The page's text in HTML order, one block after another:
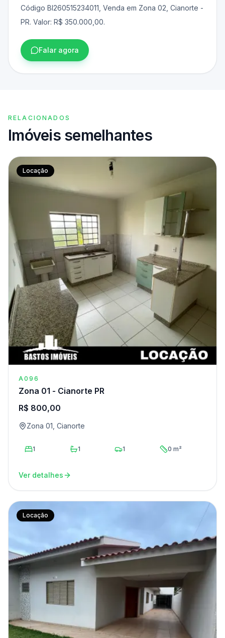
Código BI260515234011, Venda em Zona 02, Cianorte -
PR. Valor: R$ 350.000,00.
Falar agora
RELACIONADOS
Imóveis semelhantes
Locação
A096
Zona 01 - Cianorte PR
R$ 800,00
Zona 01, Cianorte
1 1 1 0 m²
Ver detalhes
Locação